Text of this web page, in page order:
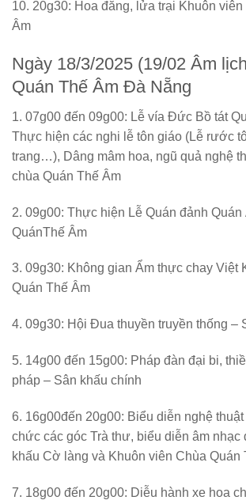
10. 20g30: Hoa đăng, lửa trại Khuôn
Âm
Ngày 18/3/2025 (19/02 Âm
Quán Thế Âm Đà Nẵng
1. 07g00 đến 09g00: Lễ vía Đức Bồ tát
Thực hiện các nghi lễ tôn giáo (Lễ rước
trang…), Dâng mâm hoa, ngũ quả nghệ
chùa Quán Thế Âm
2. 09g00: Thực hiện Lễ Quán đảnh Quán
QuánThế Âm
3. 09g30: Không gian Ẩm thực chay Việt
Quán Thế Âm
4. 09g30: Hội Đua thuyền truyền thống –
5. 14g00 đến 15g00: Pháp đàn đại bi,
pháp – Sân khấu chính
6. 16g00đến 20g00: Biểu diễn nghệ
chức các góc Trà thư, biểu diễn âm nhạc
khấu Cờ làng và Khuôn viên Chùa Quán
7. 18g00 đến 20g00: Diễu hành xe hoa